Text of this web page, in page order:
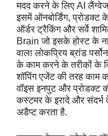
मदद करने के लिए AI
इसमें ऑनबोर्डिंग,
ऑर्डर ट्रैकिंग और सर्वे
Brain जो इसके होस्ट के
वाला लोकप्रिय ब्रांड
के काम करने के तरीकों के
शॉपिंग एजेंट की तरह काम
वॉइस इनपुट और प्रोडक्ट
कस्टमर के इरादे और संदर्भ
अडैप्ट करता है.